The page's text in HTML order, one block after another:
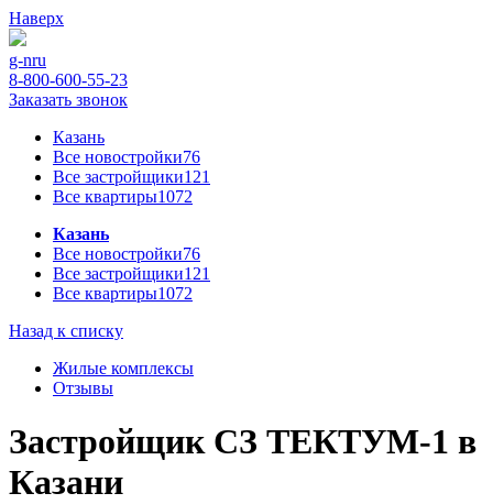
Наверх
g-nru
8-800-600-55-23
Заказать звонок
Казань
Все новостройки76
Все застройщики121
Все квартиры1072
Казань
Все новостройки76
Все застройщики121
Все квартиры1072
Назад к списку
Жилые комплексы
Отзывы
Застройщик СЗ ТЕКТУМ-1 в
Казани